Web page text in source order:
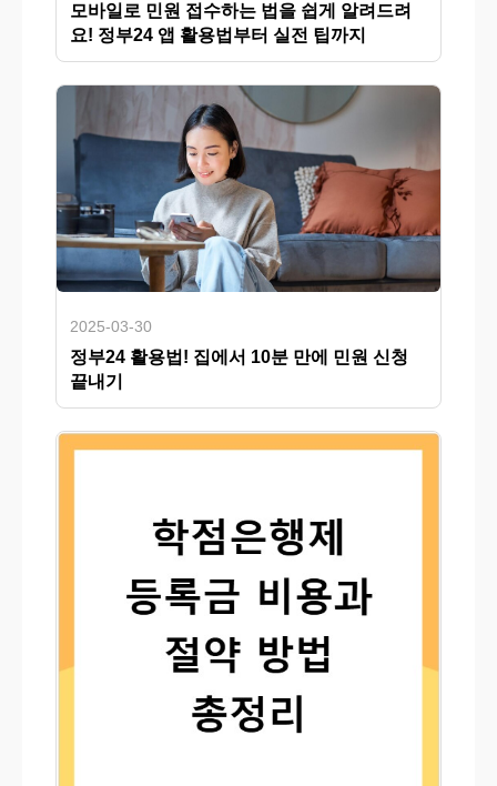
모바일로 민원 접수하는 법을 쉽게 알려드려
요! 정부24 앱 활용법부터 실전 팁까지
2025-03-30
정부24 활용법! 집에서 10분 만에 민원 신청
끝내기